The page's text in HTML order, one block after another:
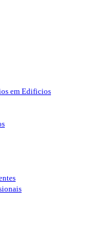
em Edificios